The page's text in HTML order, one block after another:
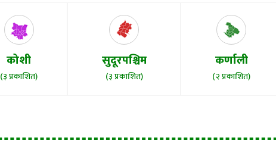
कोशी
(३ प्रकाशित)
सुदूरपश्चिम
(३ प्रकाशित)
कर्णाली
(२ प्रकाशित)